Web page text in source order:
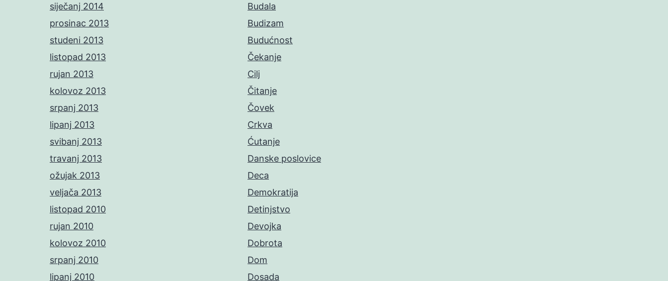
siječanj 2014
prosinac 2013
studeni 2013
listopad 2013
rujan 2013
kolovoz 2013
srpanj 2013
lipanj 2013
svibanj 2013
travanj 2013
ožujak 2013
veljača 2013
listopad 2010
rujan 2010
kolovoz 2010
srpanj 2010
lipanj 2010
Budala
Budizam
Budućnost
Čekanje
Cilj
Čitanje
Čovek
Crkva
Ćutanje
Danske poslovice
Deca
Demokratija
Detinjstvo
Devojka
Dobrota
Dom
Dosada